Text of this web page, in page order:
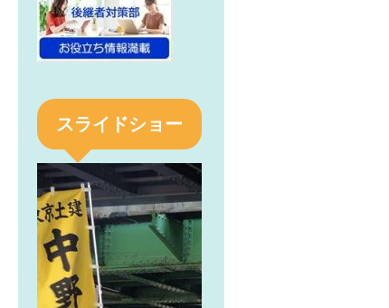
スライドショー